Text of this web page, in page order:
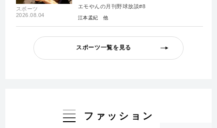
スポーツ
2026.08.04
エモやんの月刊野球放談#8
江本孟紀
スポーツ一覧を見る
ファッション